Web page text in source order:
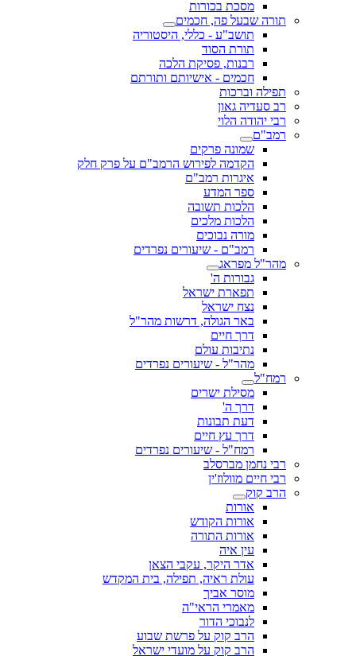
מסכת בכורות
תורה שבעל פה, חכמים
תושב"ע - כללי, היסטוריה
תורת הסוד
רבנות, פסיקת הלכה
חכמים - אישיותם ותורתם
תפילה וברכות
רב סעדיה גאון
רבי יהודה הלוי
רמב"ם
שמונה פרקים
הקדמה לפירוש הרמב"ם על פרק חלק
איגרות רמב"ם
ספר המדע
הלכות תשובה
הלכות מלכים
מורה נבוכים
רמב"ם - שיעורים נפרדים
מהר"ל מפראג
גבורות ה'
תפארת ישראל
נצח ישראל
באר הגולה, דרשות מהר"ל
דרך חיים
נתיבות עולם
מהר"ל - שיעורים נפרדים
רמח"ל
מסילת ישרים
דרך ה'
דעת תבונות
דרך עץ חיים
רמח"ל - שיעורים נפרדים
רבי נחמן מברסלב
רבי חיים מוולוז'ין
הרב קוק
אורות
אורות הקודש
אורות התורה
עין איה
אדר היקר, עקבי הצאן
עולת ראיה, תפילה, בית המקדש
מוסר אביך
מאמרי הראי"ה
לנבוכי הדור
הרב קוק על פרשת שבוע
הרב קוק על מועדי ישראל